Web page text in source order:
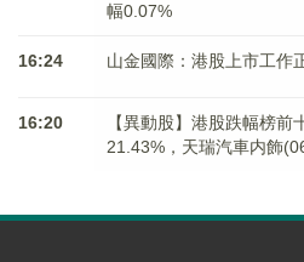
幅0.07%
16:24 山金國際：港股上市工作
16:20
【異動股】港股跌幅榜
21.43%，天瑞汽車内飾